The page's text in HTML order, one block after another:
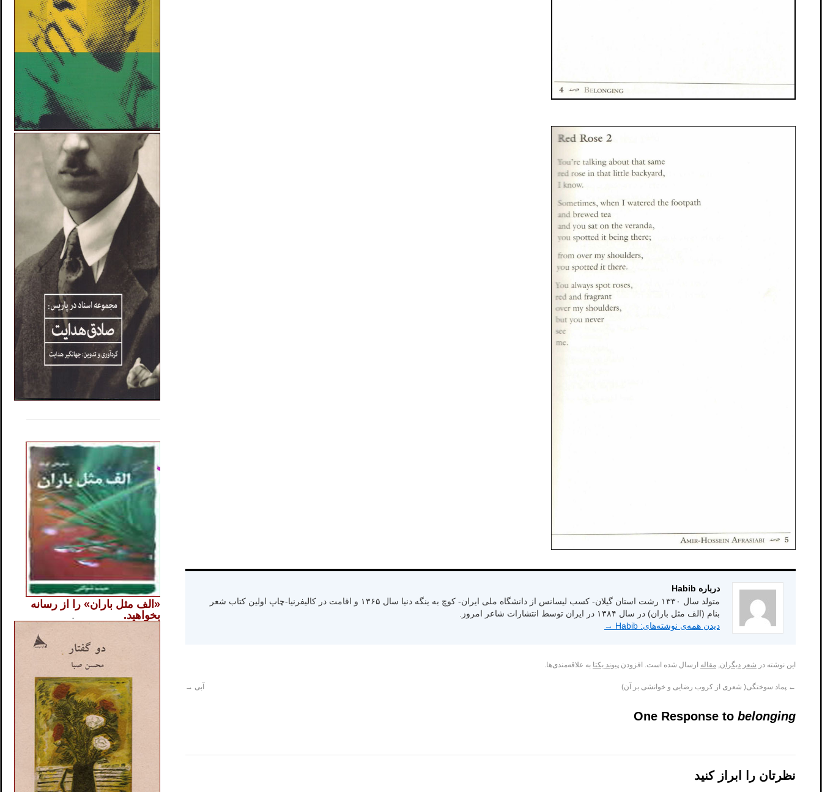
درباره Habib
متولد سال ۱۳۳۰ رشت استان گیلان- کسب لیسانس از دانشگاه ملی ایران- کوچ به ینگه دنیا سال ۱۳۶۵ و اقامت در کالیفرنیا-چاپ اولین کتاب شعر
بنام (الف مثل باران) در سال ۱۳۸۴ در ایران توسط انتشارات شاعر امروز.
دیدن همه‌ی نوشته‌های: Habib
→
این نوشته در شعر دیگران مقاله ارسال شده است. افزودن پیوند یکتا به علاقه‌مندی‌ها.
← پماد سوختگی( شعری از کروب رضایی و خوانشی بر آن) آبی →
One Response to belonging
نظرتان را ابراز کنید
«الف مثل باران» را از رسانه
بخواهید.
.